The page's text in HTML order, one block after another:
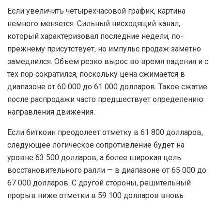
Если увеличить четырехчасовой график, картина
немного меняется. Сильный нисходящий канал,
который характеризовал последние недели, по-
прежнему присутствует, но импульс продаж заметно
замедлился. Объем резко вырос во время падения и с
тех пор сократился, поскольку цена сжимается в
диапазоне от 60 000 до 61 000 долларов. Такое сжатие
после распродажи часто предшествует определению
направления движения.
Если биткоин преодолеет отметку в 61 800 долларов,
следующее логическое сопротивление будет на
уровне 63 500 долларов, а более широкая цель
восстановительного ралли — в диапазоне от 65 000 до
67 000 долларов. С другой стороны, решительный
прорыв ниже отметки в 59 100 долларов вновь